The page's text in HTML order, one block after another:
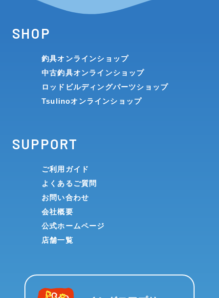
SHOP
釣具オンラインショップ
中古釣具オンラインショップ
ロッドビルディングパーツショップ
Tsulinoオンラインショップ
SUPPORT
ご利用ガイド
よくあるご質問
お問い合わせ
会社概要
公式ホームページ
店舗一覧